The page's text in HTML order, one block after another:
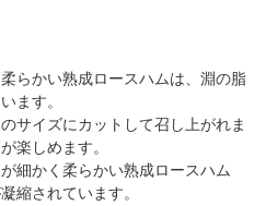
らかい熟成ロースハムは、淵の脂
ます。
サイズにカットして召し上がれま
楽しめます。
細かく柔らかい熟成ロースハム
縮されています。